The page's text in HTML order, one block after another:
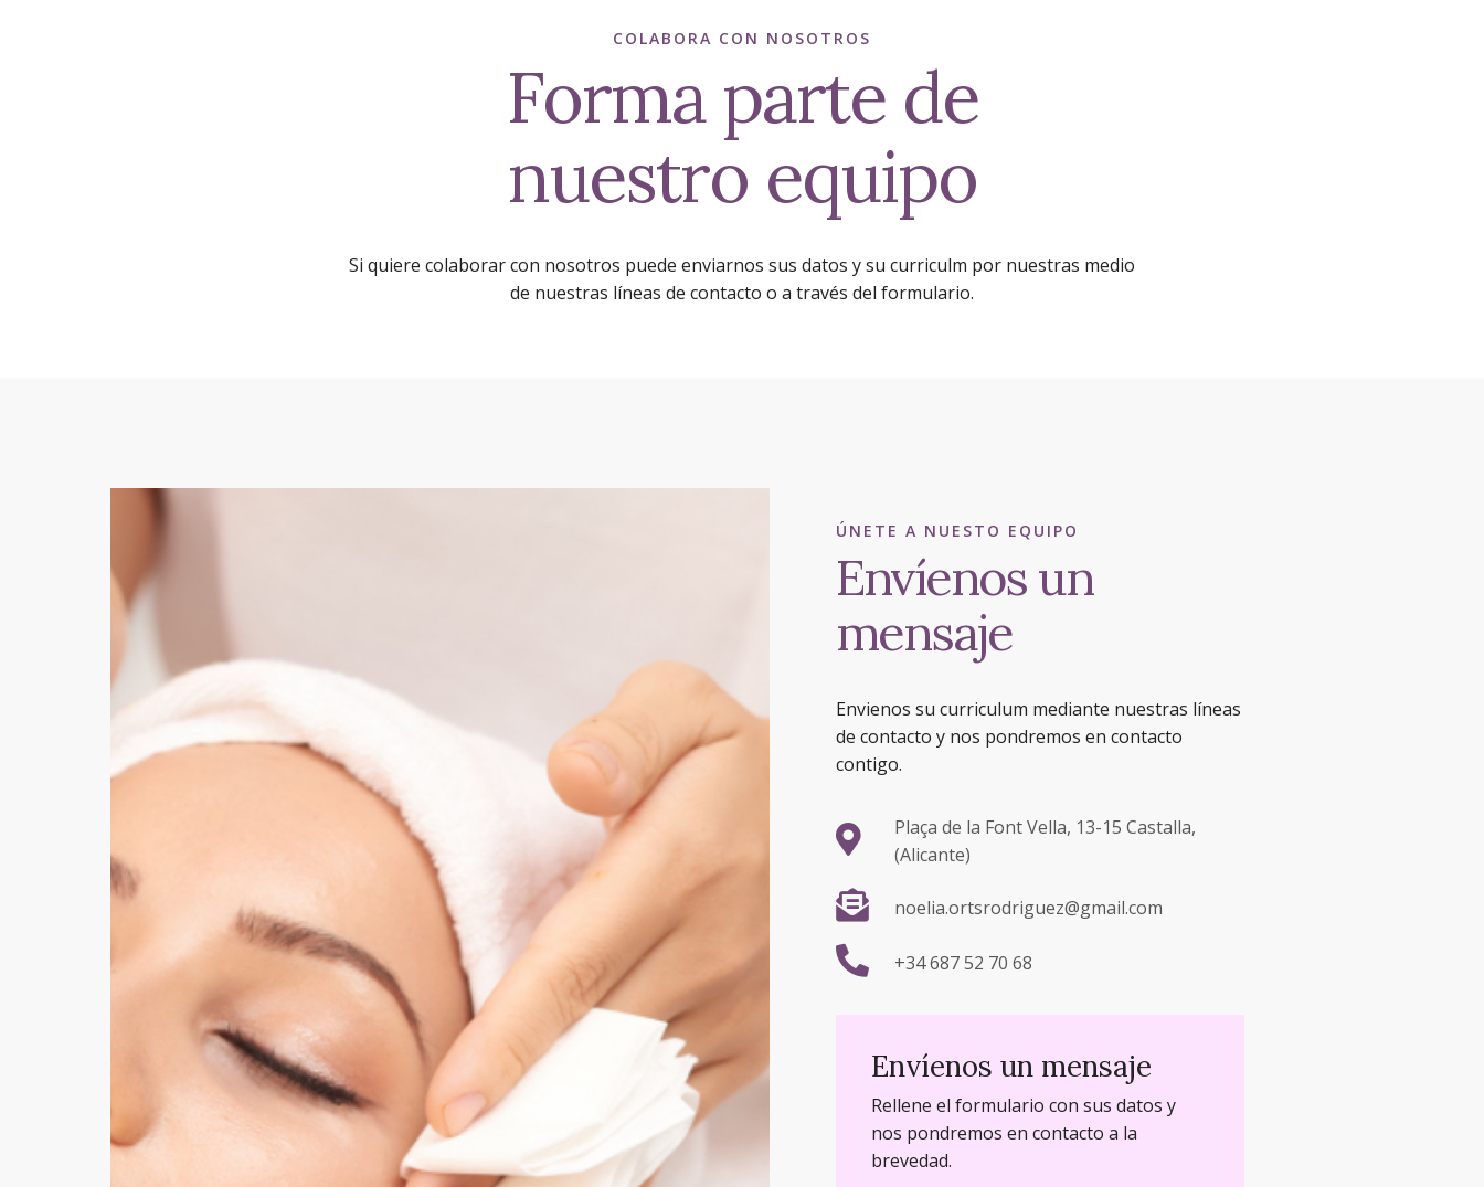
COLABORA CON NOSOTROS
Forma parte de
nuestro equipo
Si quiere colaborar con nosotros puede enviarnos sus datos y su curriculm por nuestras medio
de nuestras líneas de contacto o a través del formulario.
ÚNETE A NUESTO EQUIPO
Envíenos un
mensaje
Envienos su curriculum mediante nuestras líneas
de contacto y nos pondremos en contacto
contigo.
Plaça de la Font Vella, 13-15 Castalla,
(Alicante)
noelia.ortsrodriguez@gmail.com
+34 687 52 70 68
Envíenos un mensaje
Rellene el formulario con sus datos y
nos pondremos en contacto a la
brevedad.